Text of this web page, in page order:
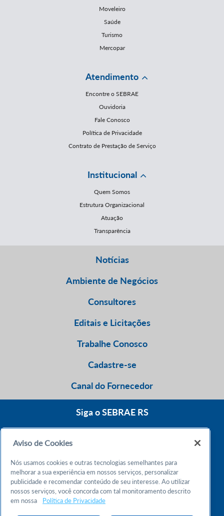
Moveleiro
Saúde
Turismo
Mercopar
Atendimento
Encontre o SEBRAE
Ouvidoria
Fale Conosco
Política de Privacidade
Contrato de Prestação de Serviço
Institucional
Quem Somos
Estrutura Organizacional
Atuação
Transparência
Notícias
Ambiente de Negócios
Consultores
Editais e Licitações
Trabalhe Conosco
Cadastre-se
Canal do Fornecedor
Siga o SEBRAE RS
Atendimento 24h
Chame no WhatsApp
Aviso de Cookies
Nós usamos cookies e outras tecnologias semelhantes para
melhorar a sua experiência em nossos serviços, personalizar
publicidade e recomendar conteúdo de seu interesse. Ao utilizar
nossos serviços, você concorda com tal monitoramento descrito
em nossa
Política de Privacidade